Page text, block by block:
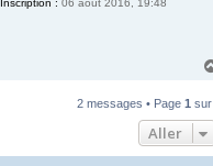
Inscription : 06 août 2016, 19:48
2 messages • Page 1 sur
Aller